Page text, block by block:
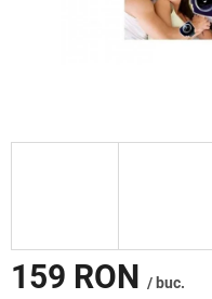
159 RON / buc.